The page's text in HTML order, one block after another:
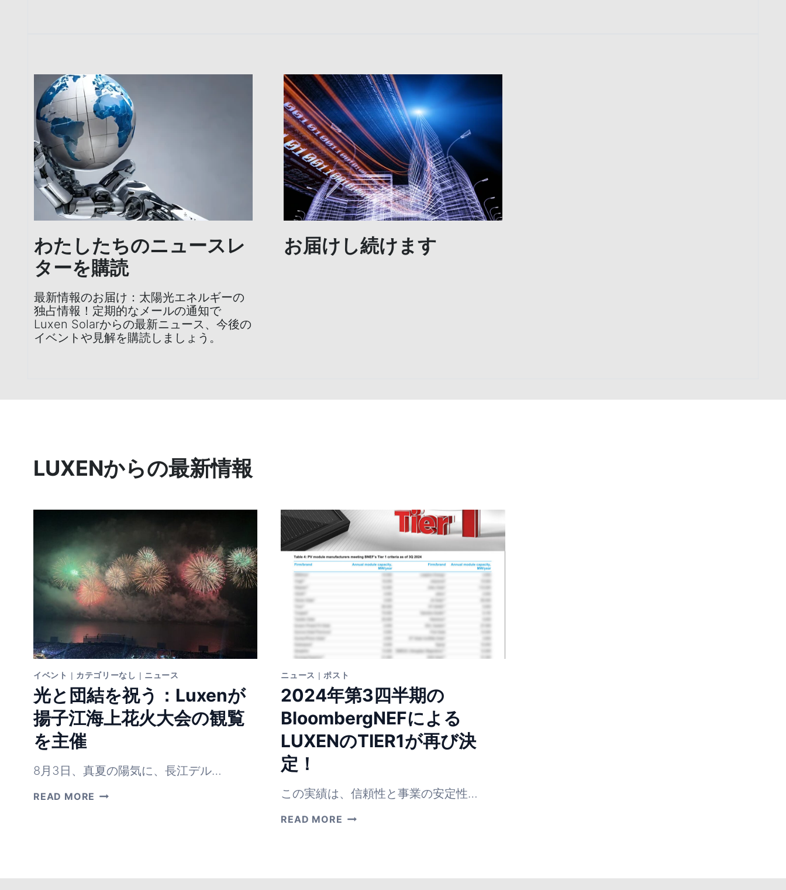
わたしたちのニュースレ
ターを購読
最新情報のお届け：太陽光エネルギーの
独占情報！定期的なメールの通知で
Luxen Solarからの最新ニュース、今後の
イベントや見解を購読しましょう。
お届けし続けます
LUXENからの最新情報
イベント | カテゴリーなし | ニュース
光と団結を祝う：Luxenが
揚子江海上花火大会の観覧
を主催
8月3日、真夏の陽気に、長江デル…
READ MORE 光
が
ニュース |ポスト
2024年第3四半期の
BloombergNEFによる
LUXENのTIER1が再び決
定！
この実績は、信頼性と事業の安定性…
READ MORE 2024
期